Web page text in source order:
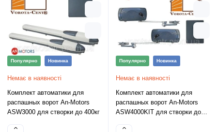
Популярно Новинка
Немає в наявності
Комплект автоматики для
распашных ворот An-Motors
ASW3000 для створки до 400кг
Популярно Новинка
Немає в наявності
Комплект автоматики для
распашных ворот An-Motors
ASW4000KIT для створки до